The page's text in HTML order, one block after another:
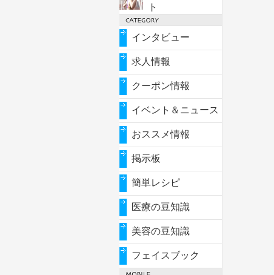
ト
インタビュー
求人情報
クーポン情報
イベント＆ニュース
おススメ情報
掲示板
簡単レシピ
医療の豆知識
美容の豆知識
フェイスブック